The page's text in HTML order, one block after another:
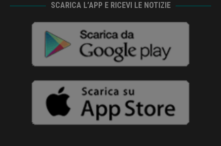
SCARICA L’APP E RICEVI LE NOTIZIE